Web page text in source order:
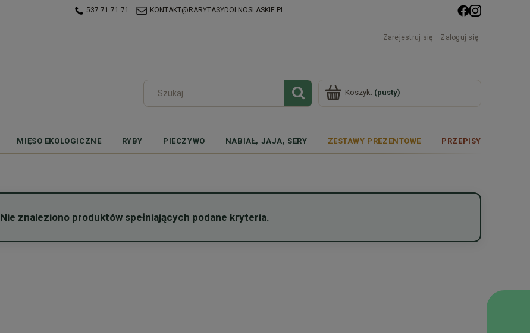
537 71 71 71 KONTAKT@RARYTASYDOLNOSLASKIE.PL
Zarejestruj się Zaloguj się
Koszyk: (pusty)
MIĘSO EKOLOGICZNE RYBY PIECZYWO NABIAŁ, JAJA, SERY ZESTAWY PREZENTOWE PRZEPISY
Nie znaleziono produktów spełniających podane kryteria.